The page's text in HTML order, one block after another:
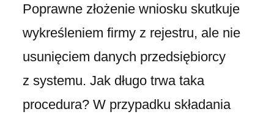
Poprawne złożenie wniosku skutkuje
wykreśleniem firmy z rejestru, ale nie
usunięciem danych przedsiębiorcy
z systemu. Jak długo trwa taka
procedura? W przypadku składania